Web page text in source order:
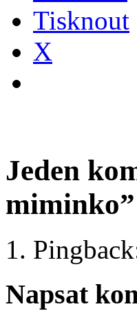
Tisknout
X
Jeden
miminko”
Napsat